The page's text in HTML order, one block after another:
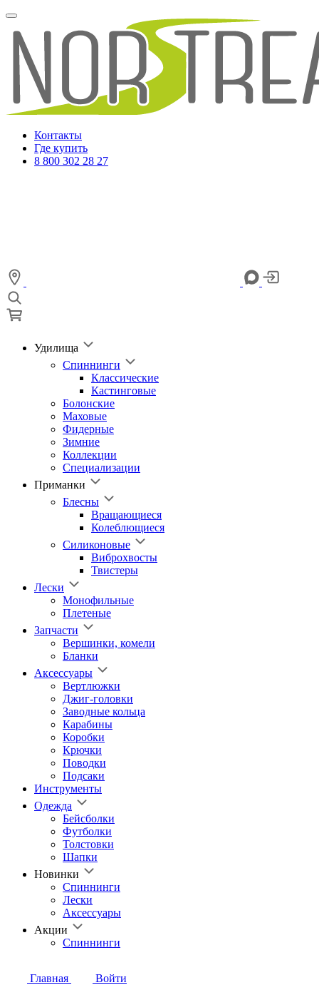
Контакты
Где купить
8 800 302 28 27
Удилища
Спиннинги
Классические
Кастинговые
Болонские
Маховые
Фидерные
Зимние
Коллекции
Специализации
Приманки
Блесны
Вращающиеся
Колеблющиеся
Силиконовые
Виброхвосты
Твистеры
Лески
Монофильные
Плетеные
Запчасти
Вершинки, комели
Бланки
Аксессуары
Вертлюжки
Джиг-головки
Заводные кольца
Карабины
Коробки
Крючки
Поводки
Подсаки
Инструменты
Одежда
Бейсболки
Футболки
Толстовки
Шапки
Новинки
Спиннинги
Лески
Аксессуары
Акции
Спиннинги
Главная Войти